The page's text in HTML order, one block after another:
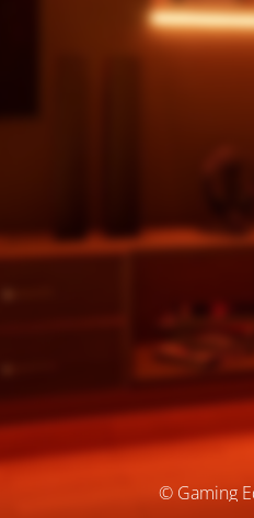
© Gaming